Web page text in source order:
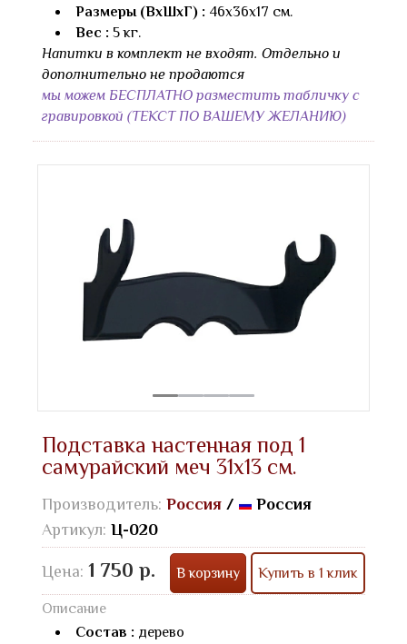
Размеры (ВхШхГ) : 46х36х17 см.
Вес : 5 кг.
Напитки в комплект не входят. Отдельно и
дополнительно не продаются
мы можем БЕСПЛАТНО разместить табличку с
гравировкой (ТЕКСТ ПО ВАШЕМУ ЖЕЛАНИЮ)
Подставка настенная под 1
самурайский меч 31х13 см.
Производитель: Россия /
Россия
Артикул: Ц-020
Цена: 1 750 р. В корзину Купить в 1 клик
Описание
Состав : дерево